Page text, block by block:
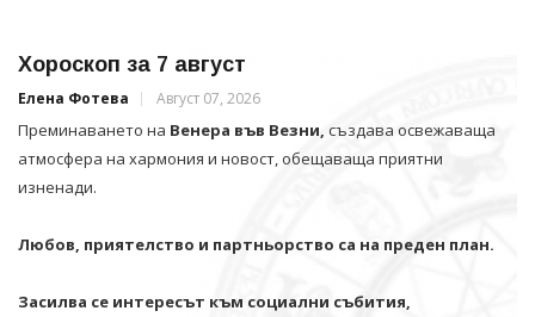
Хороскоп за 7 август
Елена Фотева Август 07, 2026
Преминаването на Венера във Везни, създава освежаваща
атмосфера на хармония и новост, обещаваща приятни
изненади.
Любов, приятелство и партньорство са на преден план.
Засилва се интересът към социални събития,